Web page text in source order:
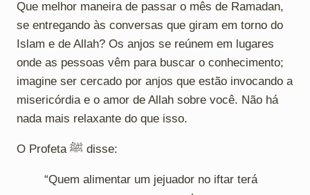
Que melhor maneira de passar o mês de Ramadan,
se entregando às conversas que giram em torno do
Islam e de Allah? Os anjos se reúnem em lugares
onde as pessoas vêm para buscar o conhecimento;
imagine ser cercado por anjos que estão invocando a
misericórdia e o amor de Allah sobre você. Não há
nada mais relaxante do que isso.
O Profeta ﷺ disse:
“Quem alimentar um jejuador no iftar terá